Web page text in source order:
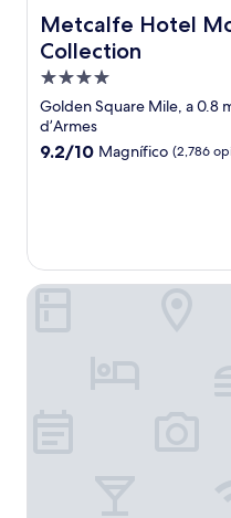
Metcalfe Hotel
Collection
Metcalfe Hotel
Propiedad
de
4.0
estrellas
Golden Square Mile, a 0.8
d’Armes
9.2
9.2/10 Magnífico (2,786
Hotel de l'ITHQ